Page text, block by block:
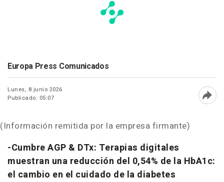
Europa Press Comunicados
Lunes, 8 junio 2026
Publicado: 05:07
(Información remitida por la empresa firmante)
-Cumbre AGP & DTx: Terapias digitales
muestran una reducción del 0,54% de la HbA1c:
el cambio en el cuidado de la diabetes